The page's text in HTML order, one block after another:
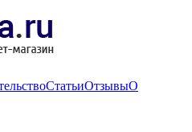
СтатьиОтзывыО